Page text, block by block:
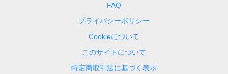
FAQ
プライバシーポリシー
Cookieについて
このサイトについて
特定商取引法に基づく表示